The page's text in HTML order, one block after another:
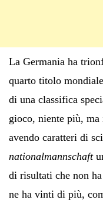
La Germania ha
quarto titolo
di una classifica
gioco, niente più,
avendo caratteri di
nationalmannschaft
di risultati che non
ne ha vinti di più,